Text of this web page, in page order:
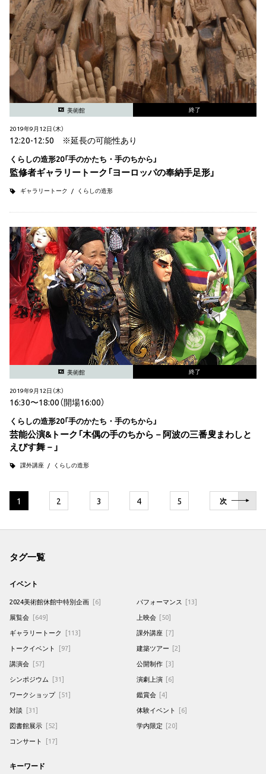
美術館 終了
2019年9月12日（木）
12:20-12:50 ※延長の可能性あり
くらしの造形20「手のかたち・手のちから」
監修者ギャラリートーク「ヨーロッパの奉納手足形」
ギャラリートーク くらしの造形
美術館 終了
2019年9月12日（木）
16:30〜18:00（開場16:00）
くらしの造形20「手のかたち・手のちから」
芸能公演&トーク「木偶の手のちから－阿波の三番叟まわしと
えびす舞－」
課外講座 くらしの造形
1 2 3 4 5 次
タグ一覧
イベント
2024美術館休館中特別企画 [6]
展覧会 [649]
ギャラリートーク [113]
トークイベント [97]
講演会 [57]
シンポジウム [31]
ワークショップ [51]
対談 [31]
図書館展示 [52]
コンサート [17]
パフォーマンス [13]
上映会 [50]
課外講座 [7]
建築ツアー [2]
公開制作 [3]
演劇上演 [6]
鑑賞会 [4]
体験イベント [6]
学内限定 [20]
キーワード